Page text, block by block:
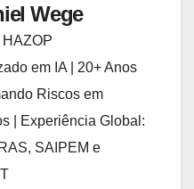
Wege
em IA | 20+ Anos
Riscos em
| Experiência Global:
SAIPEM e